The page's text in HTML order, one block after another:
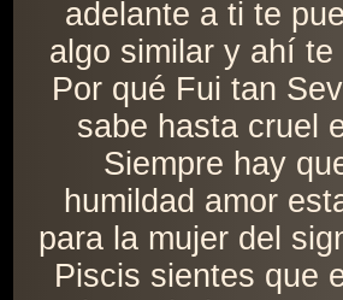
adelante a ti te
algo similar y ahí te
Por qué Fui tan
sabe hasta cruel
Siempre hay
humildad amor
para la mujer del
Piscis sientes que